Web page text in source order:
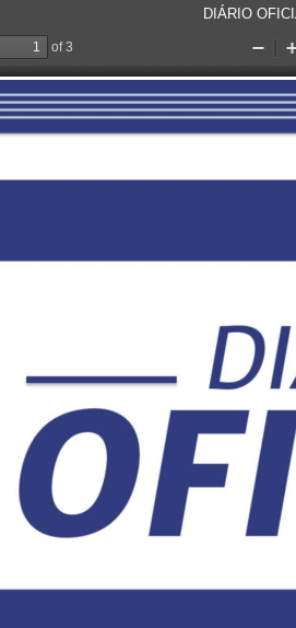
DIÁRIO